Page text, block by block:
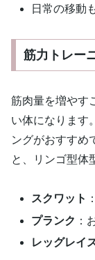
日常の移動
筋力トレー
筋肉量を増やす
い体になります
ングがおすすめ
と、リンゴ型体
スクワット
プランク ：
レッグレイ